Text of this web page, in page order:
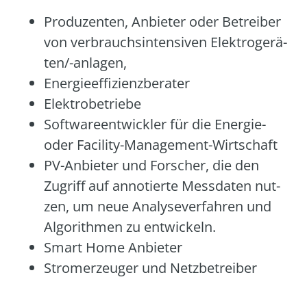
Pro­du­zen­ten, Anbie­ter oder Betrei­ber
von ver­brauchs­in­ten­si­ven Elek­tro­ge­rä­
te­n/-anla­gen,
Ener­gie­ef­fi­zi­enz­be­ra­ter
Elek­tro­be­trie­be
Soft­ware­ent­wick­ler für die Ener­gie-
oder Faci­li­ty-Manage­ment-Wirt­schaft
PV-Anbie­ter und For­scher, die den
Zugriff auf anno­tier­te Mess­da­ten nut­
zen, um neue Ana­ly­se­ver­fah­ren und
Algo­rith­men zu ent­wi­ckeln.
Smart Home Anbie­ter
Strom­erzeu­ger und Netz­be­trei­ber